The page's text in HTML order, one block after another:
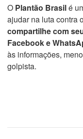
O Plantão Brasilé
ajudar na luta contra
compartilhe com
Facebook e
às informações,
golpista.